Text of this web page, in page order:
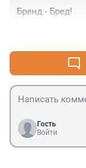
Бренд - Бред!
Гость
Войти